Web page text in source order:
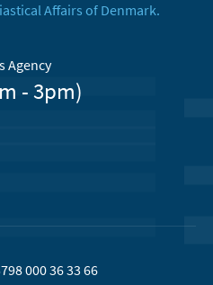
Affairs of Denmark.
Agency
- 3pm)
000 36 33 66